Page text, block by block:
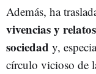
Además, ha
vivencias y
sociedad y,
círculo vicioso de